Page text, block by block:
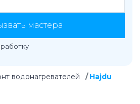
мастера
водонагревателей Hajdu